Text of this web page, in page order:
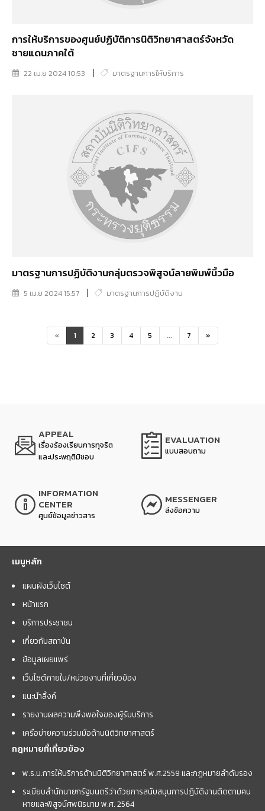
การให้บริการของศูนย์ปฏิบัติการนิติวิทยาศาสตร์จังหวัด
ชายแดนภาคใต้
22 เม.ย 2024 10:53 มาตรฐานการให้บริการ
มาตรฐานการปฏิบัติงานกลุ่มตรวจพิสูจน์ลายพิมพ์นิ้วมือ
5 เม.ย 2024 15:57 มาตรฐานการปฏิบัติงาน
« 1 2 3 4 5 ... 7 »
APPEAL
เรื่องร้องเรียนการทุจริต
และประพฤติมิชอบ
EVALUATION
แบบสอบถาม
INFORMATION
CENTER
ศูนย์ข้อมูลข่าวสาร
MESSENGER
ส่งข้อความ
เมนูหลัก
แผนผังเว็บไซต์
หน้าแรก
บริการประชาชน
เกี่ยวกับสถาบัน
ข้อมูลเผยแพร่
เว็บไซต์ภายใน/หน่วยงานที่เกี่ยวข้อง
แนะนำลิ้งค์
รายงานผลความพึงพอใจของผู้รับบริการ
เครือข่ายความร่วมมือด้านนิติวิทยาศาสตร์
กฎหมายที่เกี่ยวข้อง
พ.ร.บ.การให้บริการด้านนิติวิทยาศาสตร์ พ.ศ.2559 และกฏหมายลำดับรอง
ระเบียบสำนักนายกรัฐมนตรีว่าด้วยการสนับสนุนการปฏิบัติงานติดตามคน
หายและพิสูจน์ศพนิรนาม พ.ศ. 2564